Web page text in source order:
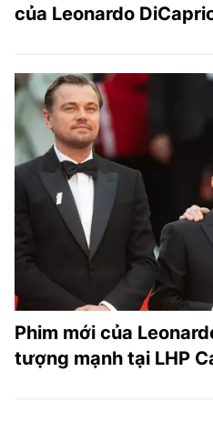
của Leonardo
Phim mới của
tượng mạnh tại LHP